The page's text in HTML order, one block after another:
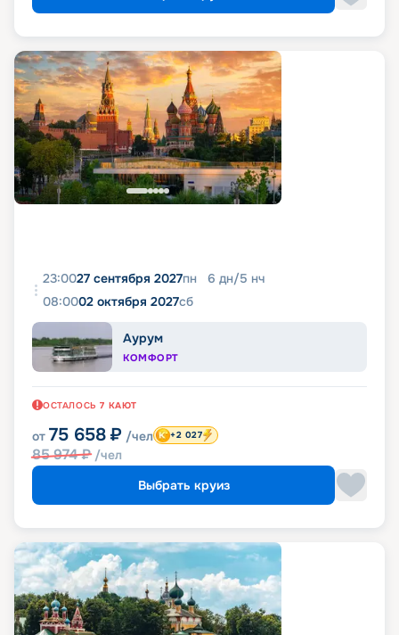
23:0027 сентября 2027пн 6 дн/5 нч
08:0002 октября 2027сб
Аурум
КОМФОРТ
ОСТАЛОСЬ 7 КАЮТ
от 75 658 ₽ /чел
85 974₽ /чел
+2 027
Выбрать круиз